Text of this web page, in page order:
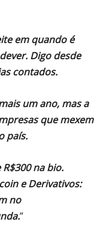
em quando é
Digo desde
contados.
um ano, mas a
que mexem
país.
na bio.
e Derivativos:
no
”